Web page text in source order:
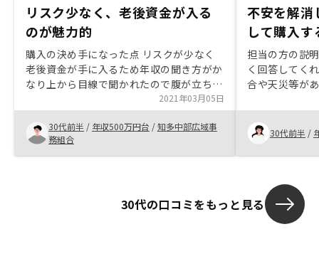
リスク少なく、老後資金が入る
のが魅力的
購入の決め手になった点 リスクが少なく
老後資金が手に入るため年収の聞き方がか
なり上から目線で聞かれたので腹が立ちま
2021年03月05日
30代前半 / 年収500万円台 /知多中部広域事
務組合
不安を解消
して購入
担当の方の説
く回答してく
合や天災等が
で、安心して
30代前半 /
30代の口コミをもっと見る